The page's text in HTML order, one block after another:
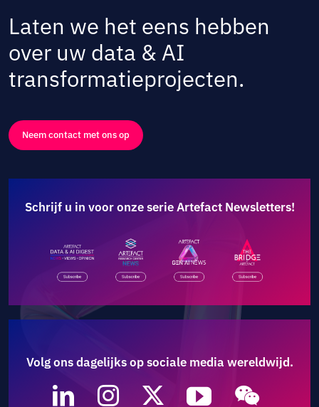
Laten we het eens hebben
over uw data & AI
transformatieprojecten.
Neem contact met ons op
Schrijf u in voor onze serie Artefact Newsletters!
Volg ons dagelijks op sociale media wereldwijd.